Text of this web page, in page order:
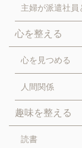
主婦が派遣社員
心を整える
心を見つめる
人間関係
趣味を整える
読書